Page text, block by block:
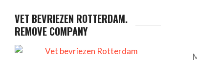
VET BEVRIEZEN ROTTERDAM.
REMOVE COMPANY